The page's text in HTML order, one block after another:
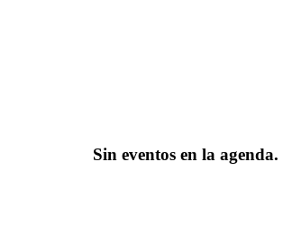
Sin eventos en la agenda.